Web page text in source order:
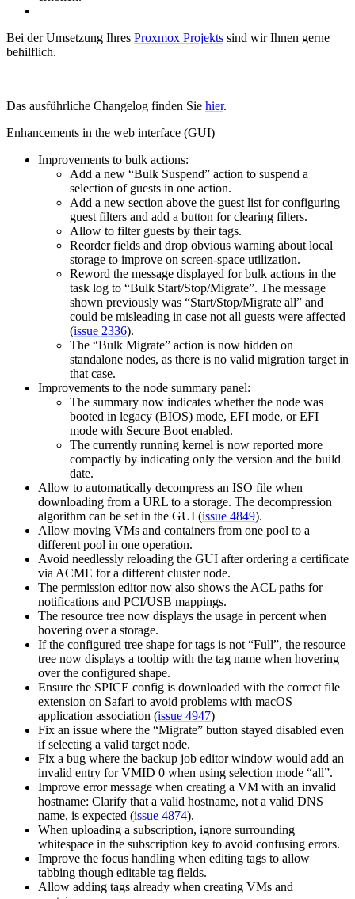
Bei der Umsetzung Ihres Proxmox Projekts sind wir Ihnen gerne
behilflich.
Das ausführliche Changelog finden Sie hier.
Enhancements in the web interface (GUI)
Improvements to bulk actions:
Add a new “Bulk Suspend” action to suspend a
selection of guests in one action.
Add a new section above the guest list for configuring
guest filters and add a button for clearing filters.
Allow to filter guests by their tags.
Reorder fields and drop obvious warning about local
storage to improve on screen-space utilization.
Reword the message displayed for bulk actions in the
task log to “Bulk Start/Stop/Migrate”. The message
shown previously was “Start/Stop/Migrate all” and
could be misleading in case not all guests were affected
(issue 2336).
The “Bulk Migrate” action is now hidden on
standalone nodes, as there is no valid migration target in
that case.
Improvements to the node summary panel:
The summary now indicates whether the node was
booted in legacy (BIOS) mode, EFI mode, or EFI
mode with Secure Boot enabled.
The currently running kernel is now reported more
compactly by indicating only the version and the build
date.
Allow to automatically decompress an ISO file when
downloading from a URL to a storage. The decompression
algorithm can be set in the GUI (issue 4849).
Allow moving VMs and containers from one pool to a
different pool in one operation.
Avoid needlessly reloading the GUI after ordering a certificate
via ACME for a different cluster node.
The permission editor now also shows the ACL paths for
notifications and PCI/USB mappings.
The resource tree now displays the usage in percent when
hovering over a storage.
If the configured tree shape for tags is not “Full”, the resource
tree now displays a tooltip with the tag name when hovering
over the configured shape.
Ensure the SPICE config is downloaded with the correct file
extension on Safari to avoid problems with macOS
application association (issue 4947)
Fix an issue where the “Migrate” button stayed disabled even
if selecting a valid target node.
Fix a bug where the backup job editor window would add an
invalid entry for VMID 0 when using selection mode “all”.
Improve error message when creating a VM with an invalid
hostname: Clarify that a valid hostname, not a valid DNS
name, is expected (issue 4874).
When uploading a subscription, ignore surrounding
whitespace in the subscription key to avoid confusing errors.
Improve the focus handling when editing tags to allow
tabbing though editable tag fields.
Allow adding tags already when creating VMs and